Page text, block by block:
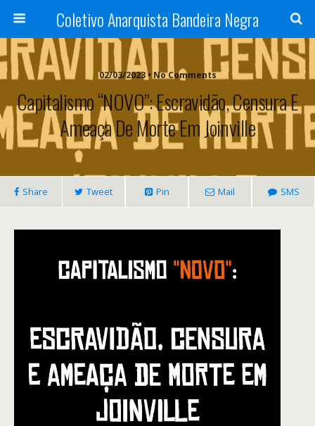
Coletivo Anarquista Bandeira Negra
02/03/2023 • No Comments
Capitalismo “NOVO”: Escravidão, Censura E
Ameaça De Morte Em Joinville
Share Tweet Pin Mail SMS